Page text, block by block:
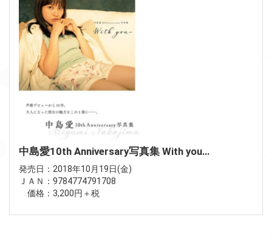
中島愛10th Anniversary写真集 With you…
発売日：2018年10月19日(金)
ＪＡＮ：9784774791708
価格：3,200円＋税